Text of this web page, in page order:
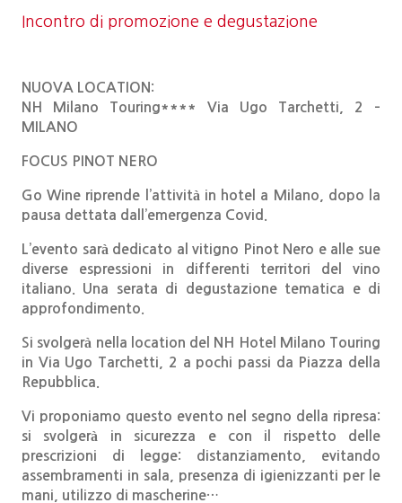
Incontro di promozione e degustazione
NUOVA LOCATION:
NH Milano Touring**** Via Ugo Tarchetti, 2 –
MILANO
FOCUS PINOT NERO
Go Wine riprende l’attività in hotel a Milano, dopo la
pausa dettata dall’emergenza Covid.
L’evento sarà dedicato al vitigno Pinot Nero e alle sue
diverse espressioni in differenti territori del vino
italiano. Una serata di degustazione tematica e di
approfondimento.
Si svolgerà nella location del NH Hotel Milano Touring
in Via Ugo Tarchetti, 2 a pochi passi da Piazza della
Repubblica.
Vi proponiamo questo evento nel segno della ripresa:
si svolgerà in sicurezza e con il rispetto delle
prescrizioni di legge: distanziamento, evitando
assembramenti in sala, presenza di igienizzanti per le
mani, utilizzo di mascherine…